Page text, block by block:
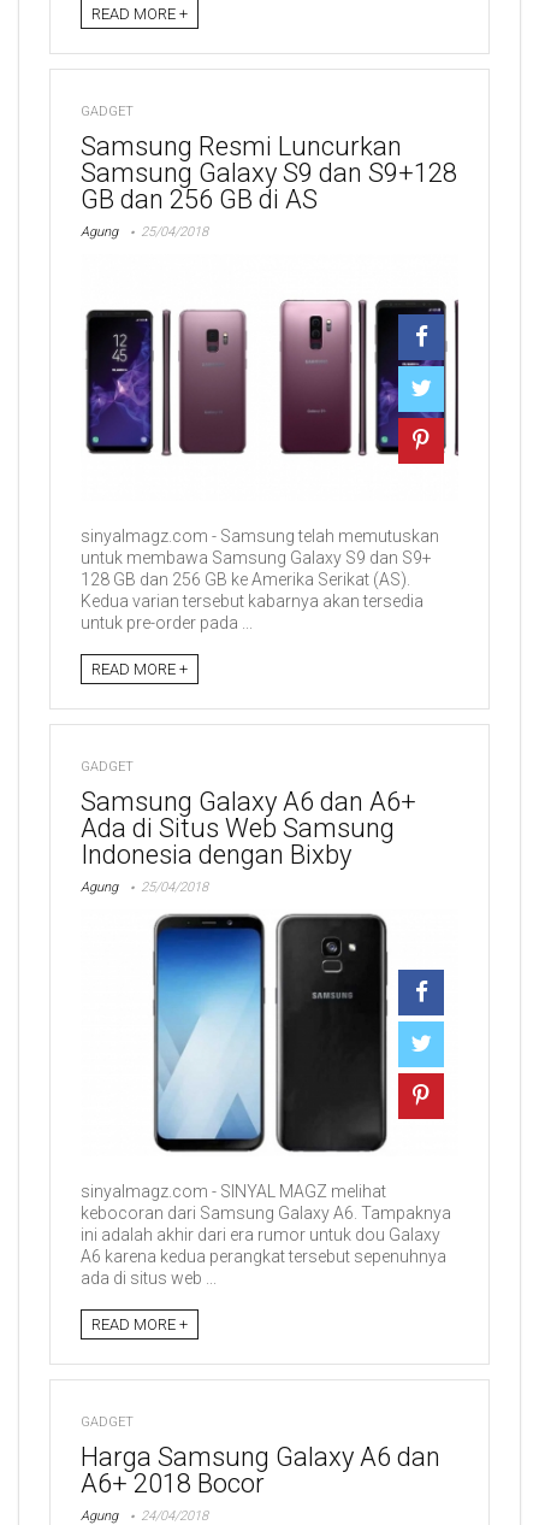
READ MORE +
GADGET
Samsung Resmi Luncurkan
Samsung Galaxy S9 dan S9+128
GB dan 256 GB di AS
Agung 25/04/2018
sinyalmagz.com - Samsung telah memutuskan
untuk membawa Samsung Galaxy S9 dan S9+
128 GB dan 256 GB ke Amerika Serikat (AS).
Kedua varian tersebut kabarnya akan tersedia
untuk pre-order pada ...
READ MORE +
GADGET
Samsung Galaxy A6 dan A6+
Ada di Situs Web Samsung
Indonesia dengan Bixby
Agung 25/04/2018
sinyalmagz.com - SINYAL MAGZ melihat
kebocoran dari Samsung Galaxy A6. Tampaknya
ini adalah akhir dari era rumor untuk dou Galaxy
A6 karena kedua perangkat tersebut sepenuhnya
ada di situs web ...
READ MORE +
GADGET
Harga Samsung Galaxy A6 dan
A6+ 2018 Bocor
Agung 24/04/2018